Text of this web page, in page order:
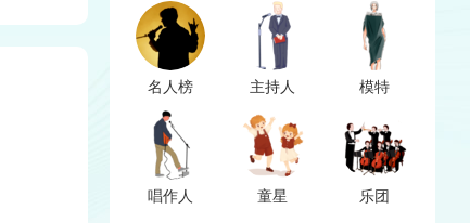
名人榜 主持人 模特
唱作人 童星 乐团